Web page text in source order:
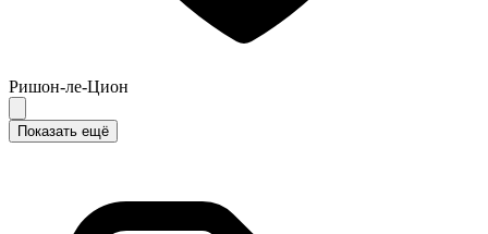
Ришон-ле-Цион
Показать ещё